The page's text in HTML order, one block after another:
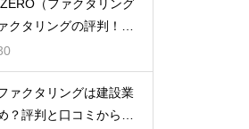
（ファクタリング
クタリングの評判！口
ァクタリングは建設業
？評判と口コミから専